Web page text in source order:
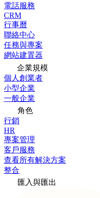
電話服務
CRM
行事曆
聯絡中心
任務與專案
網站建置器
企業規模
個人創業者
小型企業
一般企業
角色
行銷
HR
專案管理
客戶服務
查看所有解決方案
整合
匯入與匯出